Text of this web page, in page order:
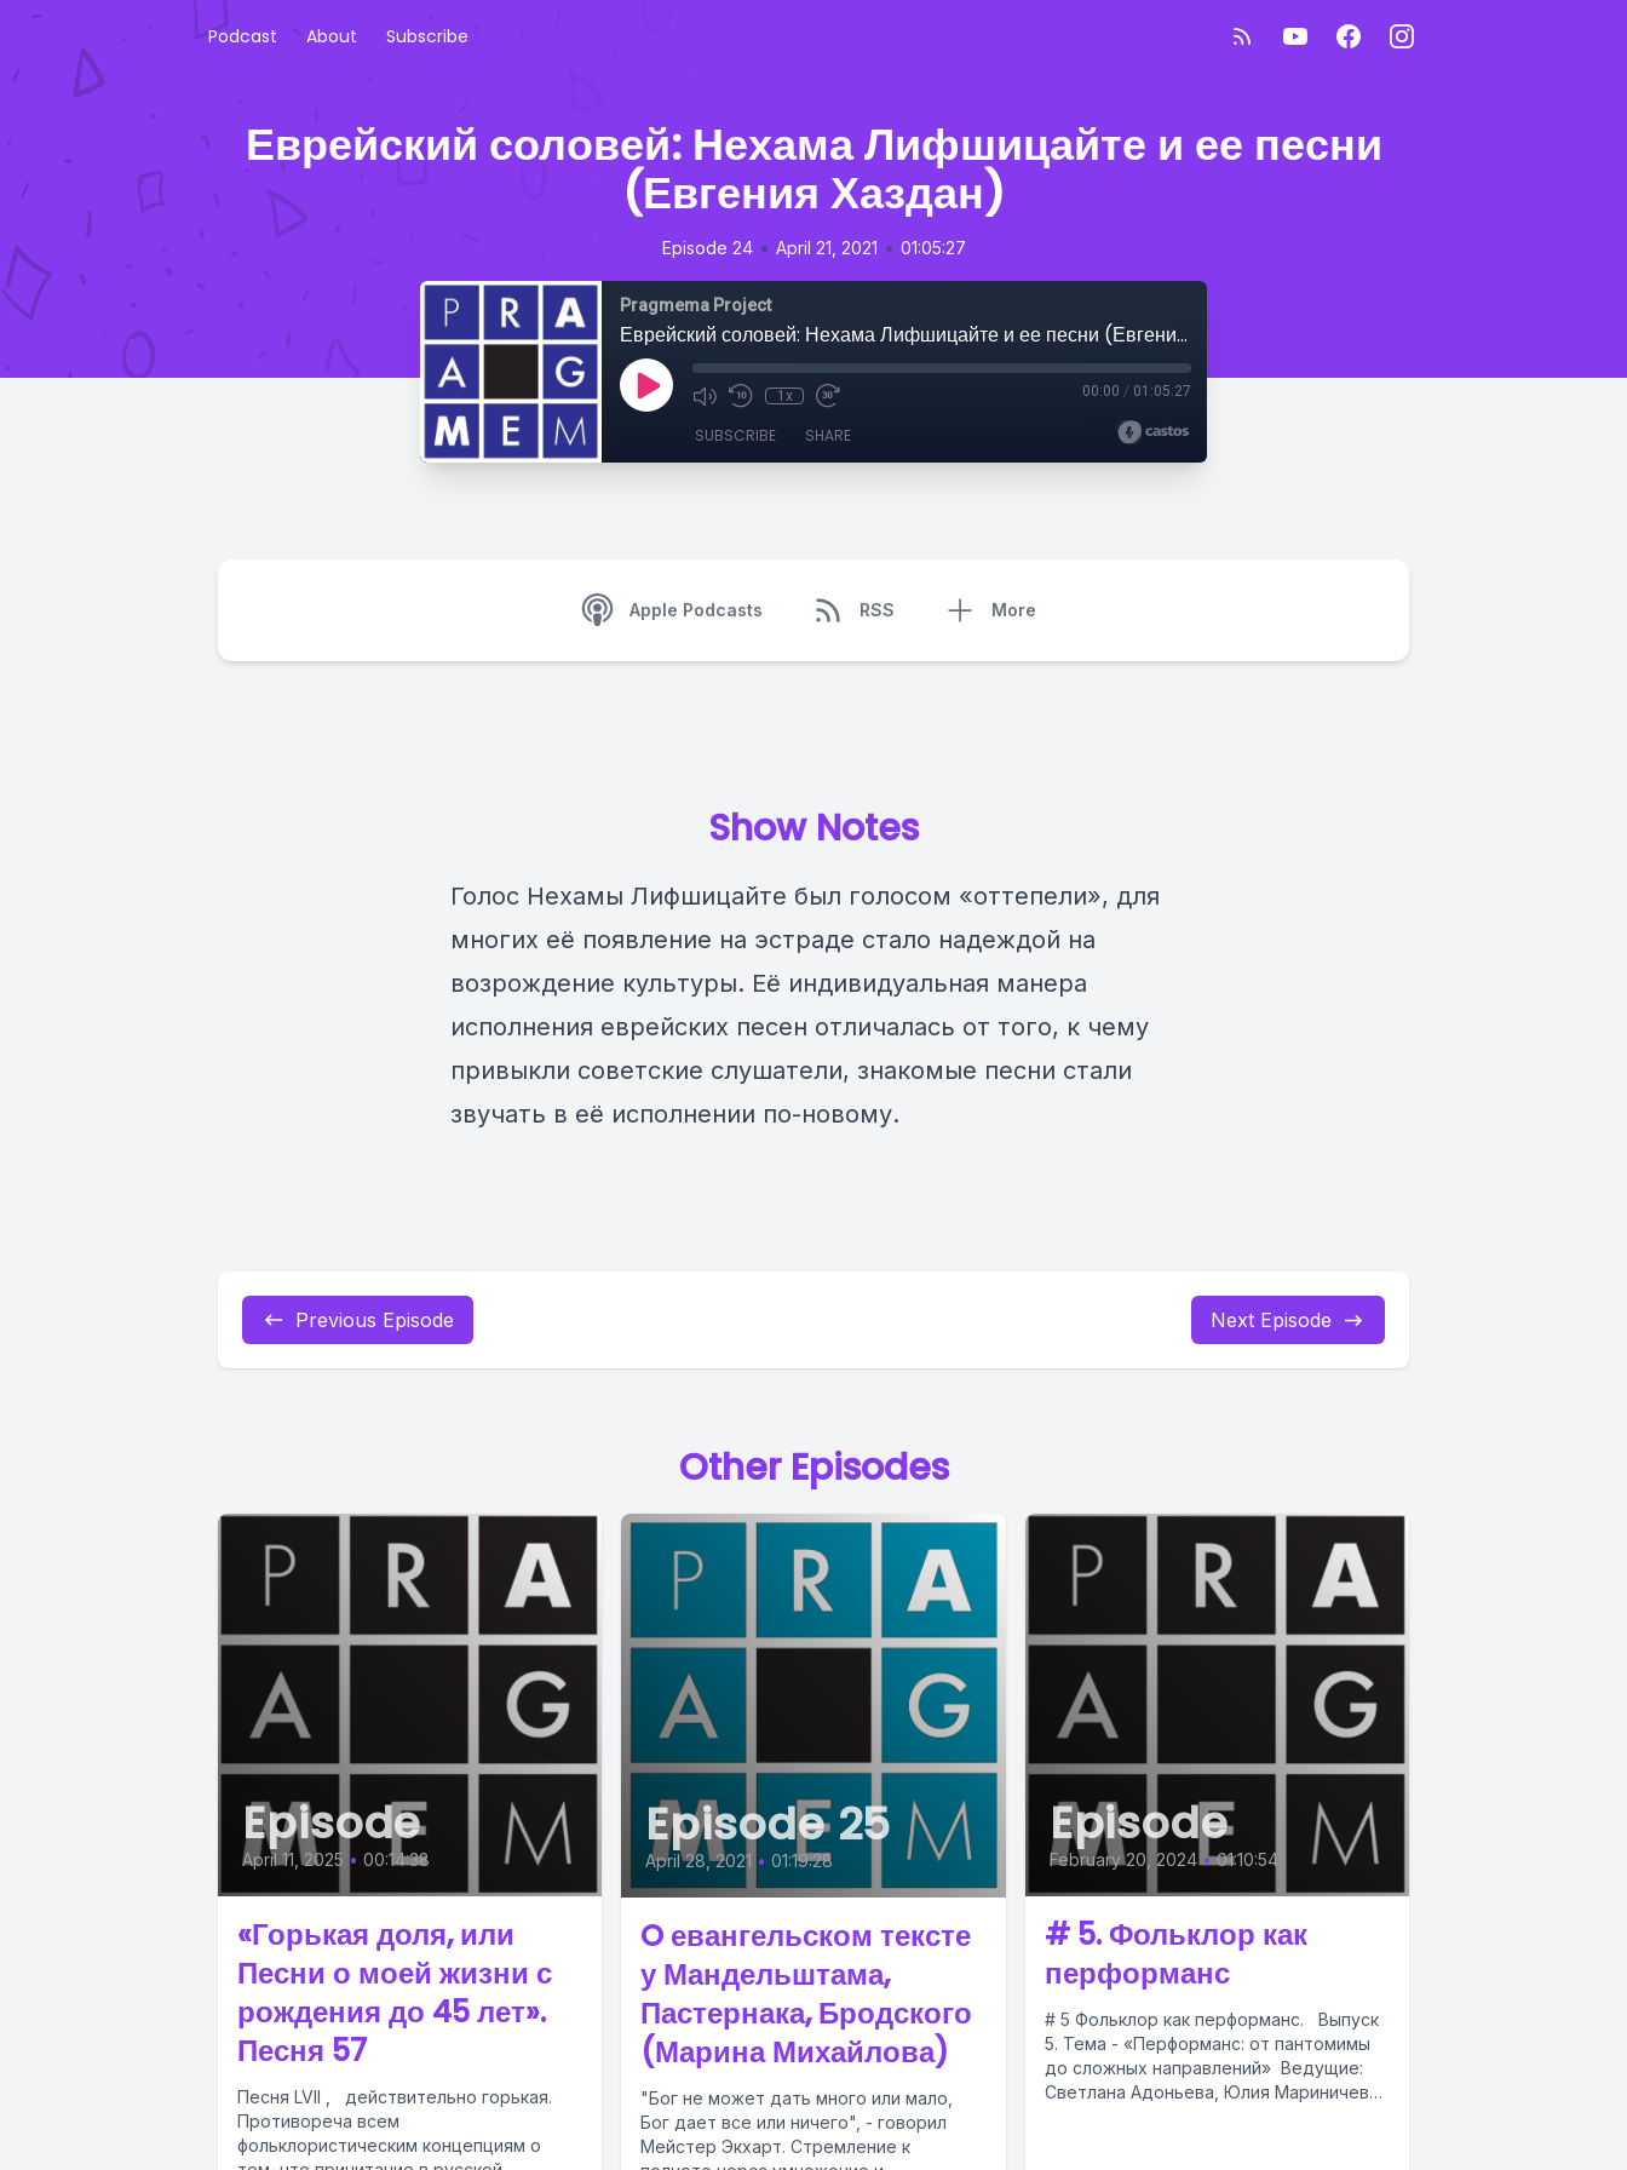
Podcast About Subscribe
Еврейский соловей: Нехама Лифшицайте и ее песни
(Евгения Хаздан)
Episode 24 • April 21, 2021 • 01:05:27
Pragmema Project
Еврейский соловей: Нехама Лифшицайте и ее песни (Евгения Хаздан)
1x 00:00 / 01:05:27
SUBSCRIBE SHARE
Apple Podcasts RSS More
Show Notes
Голос Нехамы Лифшицайте был голосом «оттепели», для
многих её появление на эстраде стало надеждой на
возрождение культуры. Её индивидуальная манера
исполнения еврейских песен отличалась от того, к чему
привыкли советские слушатели, знакомые песни стали
звучать в её исполнении по-новому.
Previous Episode Next Episode
Other Episodes
Episode
April 11, 2025 • 00:14:38
«Горькая доля, или
Песни о моей жизни с
рождения до 45 лет».
Песня 57
Песня LVII , действительно горькая.
Противореча всем
фольклористическим концепциям о
Episode 25
April 28, 2021 • 01:19:28
O евангельском тексте
у Мандельштама,
Пастернака, Бродского
(Марина Михайлова)
"Бог не может дать много или мало,
Бог дает все или ничего", - говорил
Мейстер Экхарт. Стремление к
Episode
February 20, 2024 • 01:10:54
# 5. Фольклор как
перформанс
# 5 Фольклор как перформанс. Выпуск
5. Тема - «Перформанс: от пантомимы
до сложных направлений» Ведущие:
Светлана Адоньева, Юлия Мариничева,